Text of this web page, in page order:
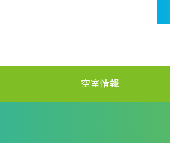
空室情報